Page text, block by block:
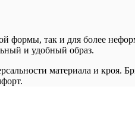
формы, так и для более
и удобный образ.
материала и кроя.